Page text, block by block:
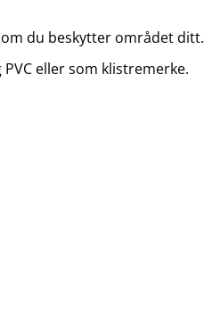
du beskytter området ditt.
eller som klistremerke.